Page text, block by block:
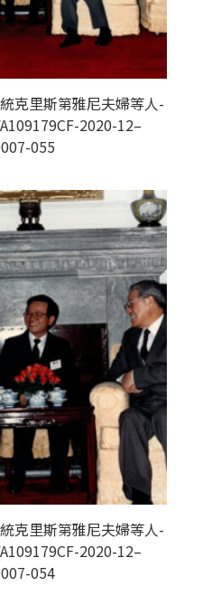
克里斯第雅尼夫婦等人-
2020-12–
055
克里斯第雅尼夫婦等人-
2020-12–
054